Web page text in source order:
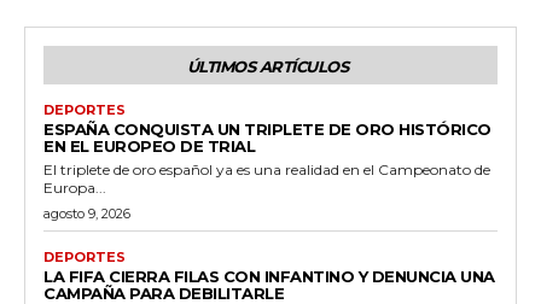
ÚLTIMOS ARTÍCULOS
DEPORTES
ESPAÑA CONQUISTA UN TRIPLETE DE ORO HISTÓRICO
EN EL EUROPEO DE TRIAL
El triplete de oro español ya es una realidad en el Campeonato de
Europa...
agosto 9, 2026
DEPORTES
LA FIFA CIERRA FILAS CON INFANTINO Y DENUNCIA UNA
CAMPAÑA PARA DEBILITARLE